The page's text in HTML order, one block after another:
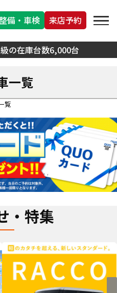
の在庫台数6,000台
備・車検 来店予約
一覧
覧
・特集